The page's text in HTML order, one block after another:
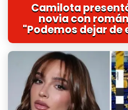
Camilota
novia con
"Podemos dejar de